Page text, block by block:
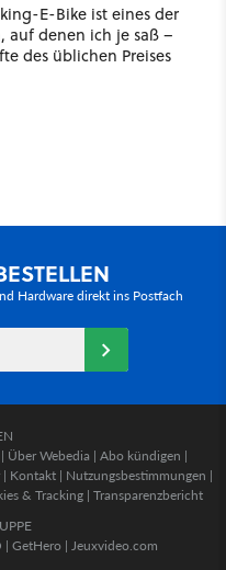
E-Bike ist eines der
auf denen ich je saß –
des üblichen Preises
Hardware direkt ins Postfach
| Über Webedia | Abo kündigen |
| Kontakt | Nutzungsbestimmungen |
& Tracking | Transparenzbericht
| GetHero | Jeuxvideo.com